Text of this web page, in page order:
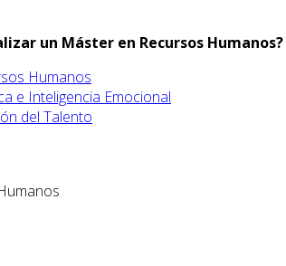
un Máster en Recursos Humanos?
Humanos
e Inteligencia Emocional
del Talento